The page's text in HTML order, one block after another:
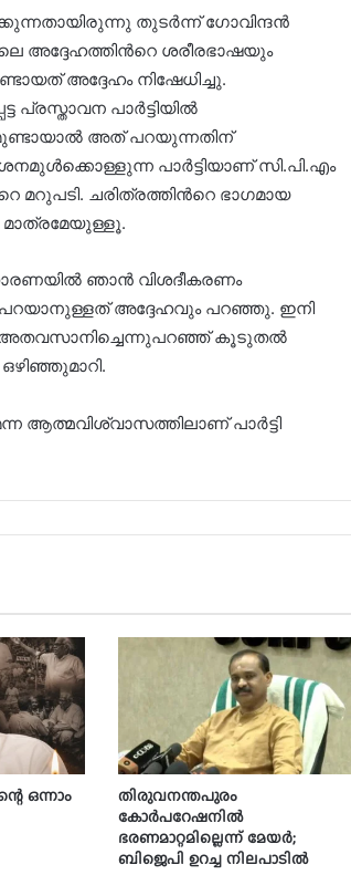
തുടർന്ന് ഗോവിന്ദൻ
അദ്ദേഹത്തിന്‍റെ ശരീരഭാഷയും
അദ്ദേഹം നിഷേധിച്ചു.
പാർട്ടിയിൽ
അത് പറയുന്നതിന്
പാർട്ടിയാണ് സി.പി.എം
മറുപടി. ചരിത്രത്തിന്‍റെ ഭാഗമായ
ഞാൻ വിശദീകരണം
അദ്ദേഹവും പറഞ്ഞു. ഇനി
അതവസാനിച്ചെന്നുപറഞ്ഞ് കൂടുതൽ
ആത്മവിശ്വാസത്തിലാണ് പാർട്ടി
ഒന്നാം
തിരുവനന്തപുരം
കോർപറേഷനിൽ
ഭരണമാറ്റമില്ലെന്ന് മേയർ;
ബിജെപി ഉറച്ച നിലപാടിൽ